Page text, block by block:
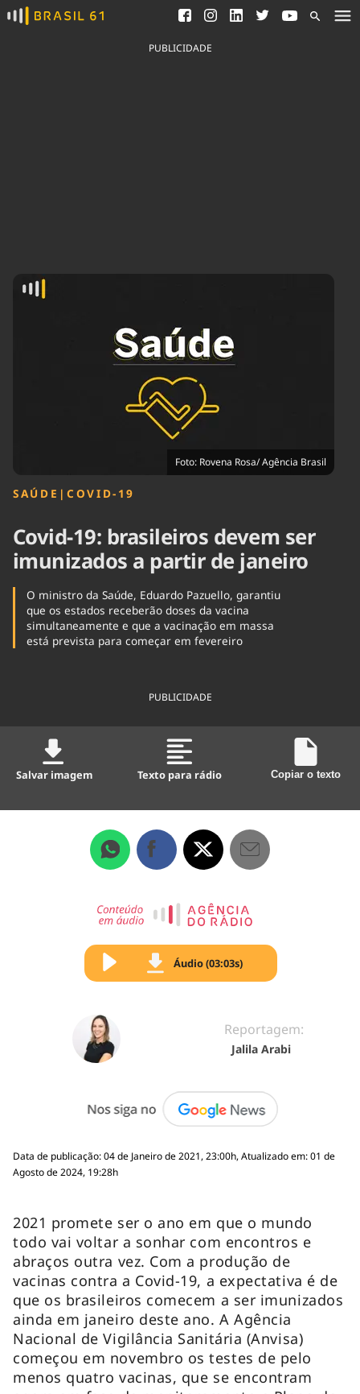
Ver todas as notícias
Saneamento
Indicadores
Agronegócios
Economia
Educação
Infraestrutura
Internacional
Política
Saúde
Tempo
PUBLICIDADE
Foto: Rovena Rosa/ Agência Brasil
SAÚDE | COVID-19
Covid-19: brasileiros devem ser
imunizados a partir de janeiro
O ministro da Saúde, Eduardo Pazuello, garantiu
que os estados receberão doses da vacina
simultaneamente e que a vacinação em massa
está prevista para começar em fevereiro
PUBLICIDADE
Salvar imagem Texto para rádio Copiar o texto
Áudio (03:03s)
Reportagem:
Jalila Arabi
Data de publicação: 04 de Janeiro de 2021, 23:00h, Atualizado em: 01 de
Agosto de 2024, 19:28h
2021 promete ser o ano em que o mundo
todo vai voltar a sonhar com encontros e
abraços outra vez. Com a produção de
vacinas contra a Covid-19, a expectativa é de
que os brasileiros comecem a ser imunizados
ainda em janeiro deste ano. A Agência
Nacional de Vigilância Sanitária (Anvisa)
começou em novembro os testes de pelo
menos quatro vacinas, que se encontram